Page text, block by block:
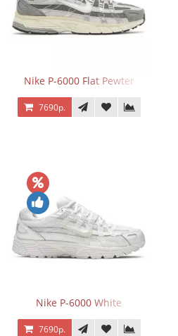
Nike P-6000 Flat Pewter
7690р.
Nike P-6000 White
7690р.